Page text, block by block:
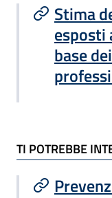
Stima
esposti
base
TI POTREBBE
TI POTREBBE